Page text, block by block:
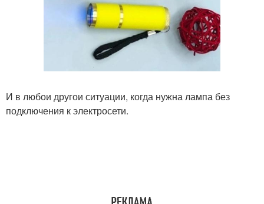
И в любои другои ситуации, когда нужна лампа без
подключения к электросети.